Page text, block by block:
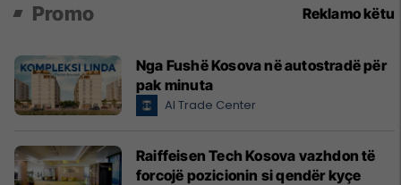
Promo Reklamo këtu
Nga Fushë Kosova në autostradë për
pak minuta
Al Trade Center
Raiffeisen Tech Kosova vazhdon të
forcojë pozicionin si qendër kyçe